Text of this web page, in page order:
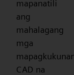
mapanatili
ang
mahalagang
mga
CAD na